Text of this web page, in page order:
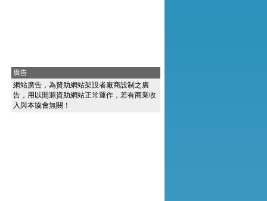
廣告
網站廣告，為贊助網站架設者廠商設制之廣
告，用以開源資助網站正常運作，若有商業收
入與本協會無關！